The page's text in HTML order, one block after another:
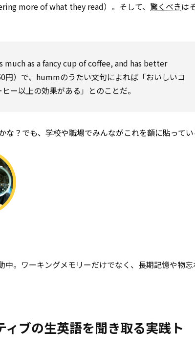
more of what they read）。そして、 驚くべきは
much as a fancy cup of coffee, and has better
円）で、hummのうたい文句によれば「おいしいコ
ー以上の効果がある」とのことだ。
？でも、学校や職場でみんながこれを額に貼ってい
中。ワーキングメモリーだけでなく、長期記憶や物
ィブの生英語を聞き取る実践ト